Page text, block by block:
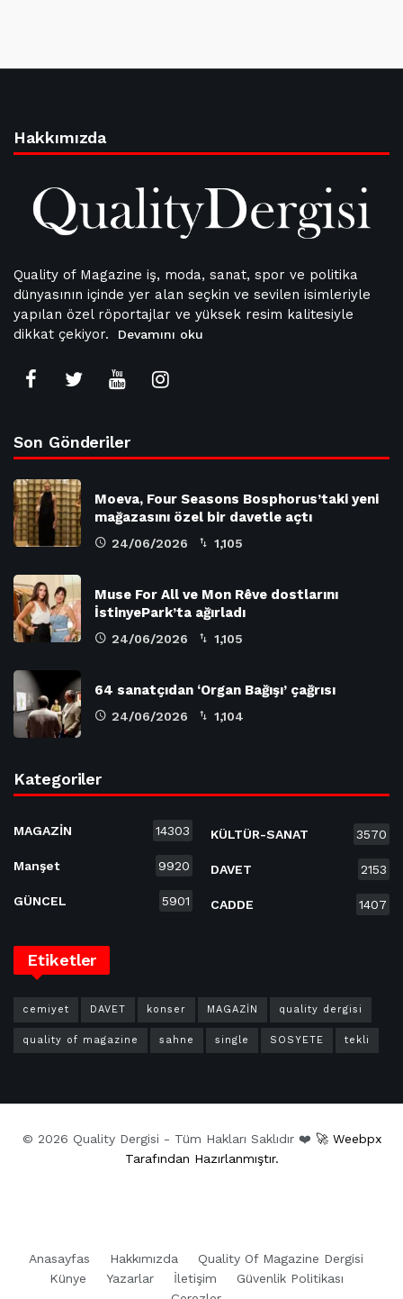
Hakkımızda
Quality of Magazine iş, moda, sanat, spor ve politika
dünyasının içinde yer alan seçkin ve sevilen isimleriyle
yapılan özel röportajlar ve yüksek resim kalitesiyle
dikkat çekiyor.
Devamını oku
Son Gönderiler
Moeva, Four Seasons Bosphorus’taki yeni
mağazasını özel bir davetle açtı
24/06/2026 1,105
Muse For All ve Mon Rêve dostlarını
İstinyePark’ta ağırladı
24/06/2026 1,105
64 sanatçıdan ‘Organ Bağışı’ çağrısı
24/06/2026 1,104
Kategoriler
MAGAZİN 14303
Manşet 9920
GÜNCEL 5901
KÜLTÜR-SANAT 3570
DAVET 2153
CADDE 1407
Etiketler
cemiyet DAVET konser MAGAZİN quality dergisi
quality of magazine sahne single SOSYETE tekli
© 2026 Quality Dergisi - Tüm Hakları Saklıdır ❤️ 🚀 Weebpx
Tarafından Hazırlanmıştır.
Anasayfas Hakkımızda
Quality Of Magazine Dergisi
Künye
Yazarlar İletişim
Güvenlik Politikası